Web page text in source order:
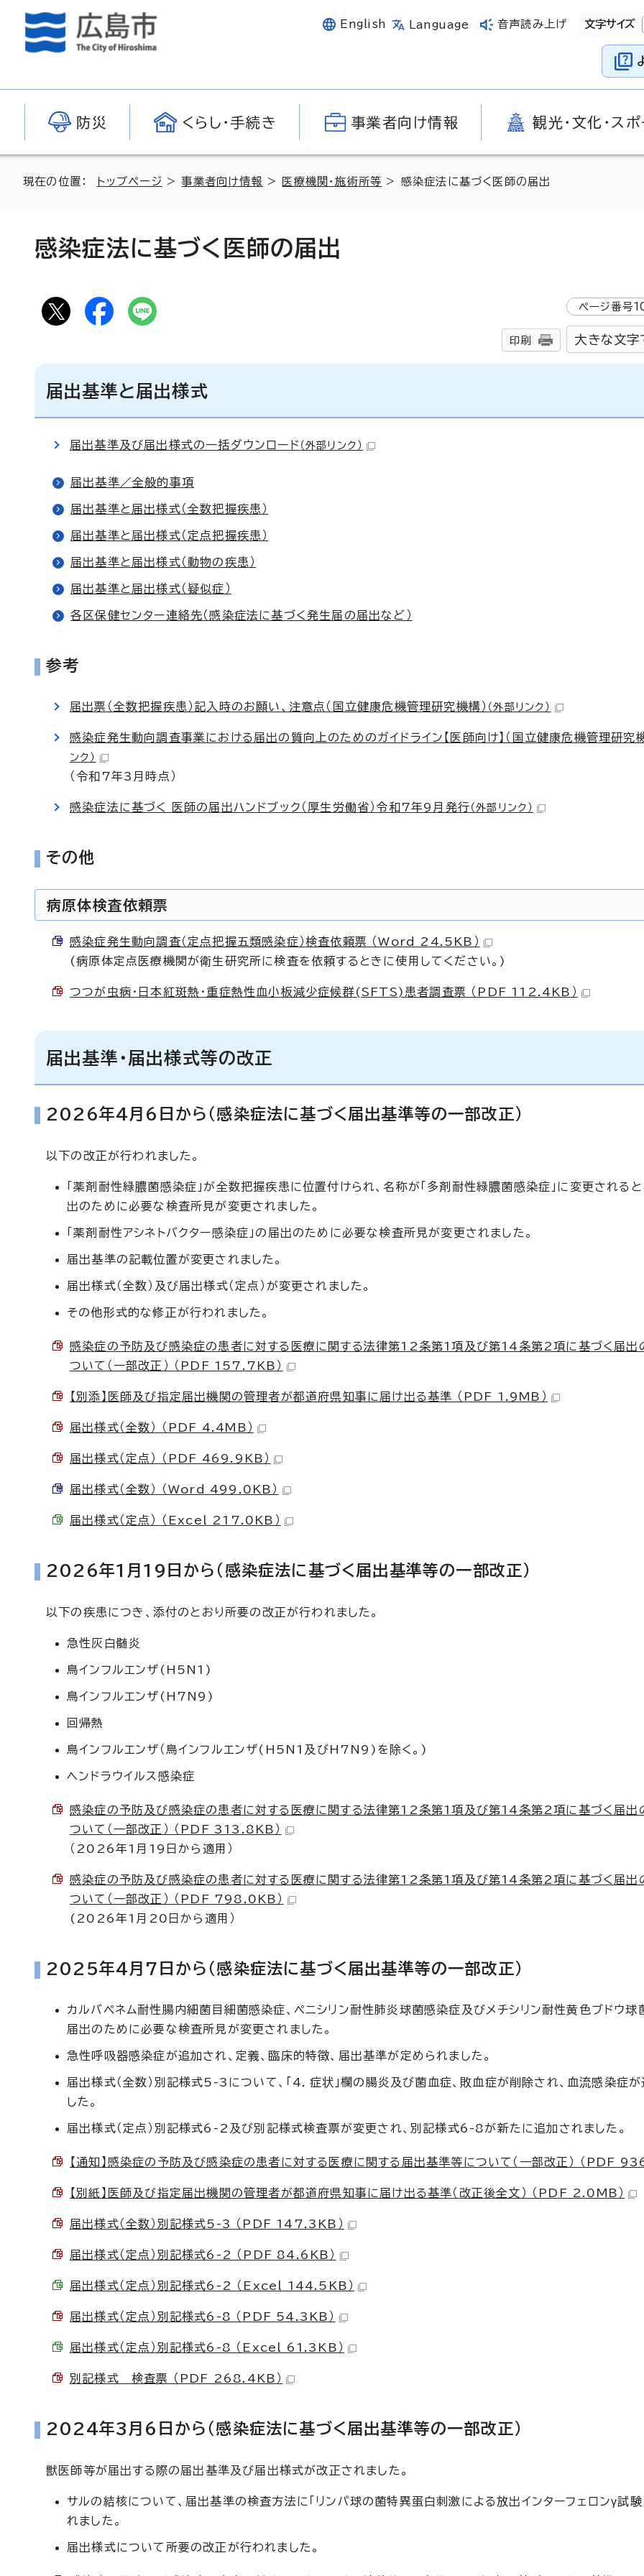
English Language 音声読み上げ 文字サイズ
防災 くらし・手続き 事業者向け情報 観光・文化・ス
現在の位置： トップページ >事業者向け情報 > 医療機関・施術所等 > 感染症法に基づく医師の届出
感染症法に基づく医師の届出
ページ番号
印刷 大きな文字
届出基準と届出様式
届出基準及び届出様式の一括ダウンロード （外部リンク）
届出基準／全般的事項
届出基準と届出様式（全数把握疾患）
届出基準と届出様式（定点把握疾患）
届出基準と届出様式（動物の疾患）
届出基準と届出様式（疑似症）
各区保健センター連絡先（感染症法に基づく発生届の届出など）
参考
届出票（全数把握疾患）記入時のお願い、注意点（国立健康危機管理研究機構） （外部リンク）
感染症発生動向調査事業における届出の質向上のためのガイドライン【医師向け】（国立健康危機管理研究機
ンク）
（令和7年3月時点）
感染症法に基づく 医師の届出ハンドブック（厚生労働省）令和7年9月発行 （外部リンク）
その他
病原体検査依頼票
感染症発生動向調査（定点把握五類感染症）検査依頼票 （Word 24.5KB）
(病原体定点医療機関が衛生研究所に検査を依頼するときに使用してください。)
つつが虫病・日本紅斑熱・重症熱性血小板減少症候群(SFTS)患者調査票 （PDF 112.4KB）
届出基準・届出様式等の改正
2026年4月6日から（感染症法に基づく届出基準等の一部改正）
以下の改正が行われました。
「薬剤耐性緑膿菌感染症」が全数把握疾患に位置付けられ、名称が「多剤耐性緑膿菌感染症」に変更されると
出のために必要な検査所見が変更されました。
「薬剤耐性アシネトバクター感染症」の届出のために必要な検査所見が変更されました。
届出基準の記載位置が変更されました。
届出様式（全数）及び届出様式（定点）が変更されました。
その他形式的な修正が行われました。
感染症の予防及び感染症の患者に対する医療に関する法律第12条第1項及び第14条第2項に基づく届出
ついて（一部改正） （PDF 157.7KB）
【別添】医師及び指定届出機関の管理者が都道府県知事に届け出る基準 （PDF 1.9MB）
届出様式（全数） （PDF 4.4MB）
届出様式（定点） （PDF 469.9KB）
届出様式（全数） （Word 499.0KB）
届出様式（定点） （Excel 217.0KB）
2026年1月19日から（感染症法に基づく届出基準等の一部改正）
以下の疾患につき、添付のとおり所要の改正が行われました。
急性灰白髄炎
鳥インフルエンザ(H5N1)
鳥インフルエンザ(H7N9)
回帰熱
鳥インフルエンザ（鳥インフルエンザ(H5N1及びH7N9)を除く。)
ヘンドラウイルス感染症
感染症の予防及び感染症の患者に対する医療に関する法律第12条第1項及び第14条第2項に基づく届出
ついて（一部改正） （PDF 313.8KB）
（2026年1月19日から適用）
感染症の予防及び感染症の患者に対する医療に関する法律第12条第1項及び第14条第2項に基づく届出
ついて（一部改正） （PDF 798.0KB）
(2026年1月20日から適用）
2025年4月7日から（感染症法に基づく届出基準等の一部改正）
カルバペネム耐性腸内細菌目細菌感染症、ペニシリン耐性肺炎球菌感染症及びメチシリン耐性黄色ブドウ球
届出のために必要な検査所見が変更されました。
急性呼吸器感染症が追加され、定義、臨床的特徴、届出基準が定められました。
届出様式（全数）別記様式5-3について、「4．症状」欄の腸炎及び菌血症、敗血症が削除され、血流感染症
した。
届出様式（定点）別記様式6-2及び別記様式検査票が変更され、別記様式6-8が新たに追加されました。
【通知】感染症の予防及び感染症の患者に対する医療に関する届出基準等について（一部改正） （PDF
【別紙】医師及び指定届出機関の管理者が都道府県知事に届け出る基準（改正後全文） （PDF 2.0MB）
届出様式（全数）別記様式5-3 （PDF 147.3KB）
届出様式（定点）別記様式6-2 （PDF 84.6KB）
届出様式（定点）別記様式6-2 （Excel 144.5KB）
届出様式（定点）別記様式6-8 （PDF 54.3KB）
届出様式（定点）別記様式6-8 （Excel 61.3KB）
別記様式 検査票 （PDF 268.4KB）
2024年3月6日から（感染症法に基づく届出基準等の一部改正）
獣医師等が届出する際の届出基準及び届出様式が改正されました。
サルの結核について、届出基準の検査方法に「リンパ球の菌特異蛋白刺激による放出インターフェロンγ試験
れました。
届出様式について所要の改正が行われました。